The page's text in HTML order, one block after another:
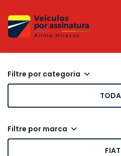
filtre por categoria
filtre por marca
FIAT